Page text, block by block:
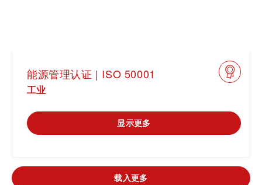
能源管理认证 | ISO 50001
工业
显示更多
载入更多